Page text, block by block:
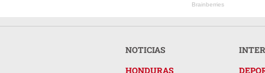
Brainberries
NOTICIAS
HONDURAS